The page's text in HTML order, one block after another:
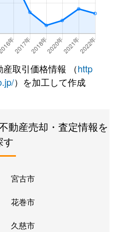
取引価格情報 （http
）を加工して作成
動産売却・査定情報を
す
宮古市
花巻市
久慈市